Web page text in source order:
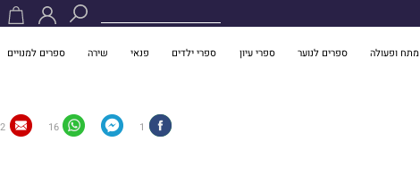
מתח ופעולה ספרים לנוער ספרי עיון ספרי ילדים פנאי שירה ספרים למנויים
1
16
2